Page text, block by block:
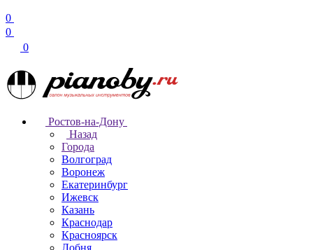
0
0
0
Ростов-на-Дону
Назад
Города
Волгоград
Воронеж
Екатеринбург
Ижевск
Казань
Краснодар
Красноярск
Лобня